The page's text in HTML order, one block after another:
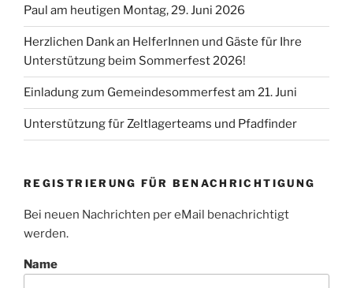
Paul am heutigen Montag, 29. Juni 2026
Herzlichen Dank an HelferInnen und Gäste für Ihre
Unterstützung beim Sommerfest 2026!
Einladung zum Gemeindesommerfest am 21. Juni
Unterstützung für Zeltlagerteams und Pfadfinder
REGISTRIERUNG FÜR BENACHRICHTIGUNG
Bei neuen Nachrichten per eMail benachrichtigt
werden.
Name